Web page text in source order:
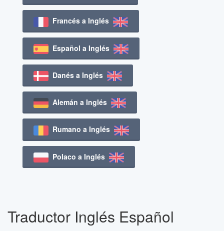
Francés a Inglés
Español a Inglés
Danés a Inglés
Alemán a Inglés
Rumano a Inglés
Polaco a Inglés
Traductor Inglés Español